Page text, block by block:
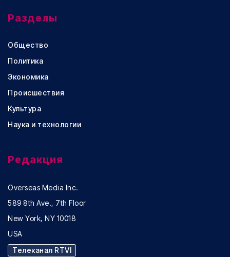
Разделы
Общество
Политика
Экономика
Происшествия
Культура
Наука и технологии
Редакция
Overseas Media Inc.
589 8th Ave., 7th Floor
New York, NY 10018
USA
Телеканал RTVI